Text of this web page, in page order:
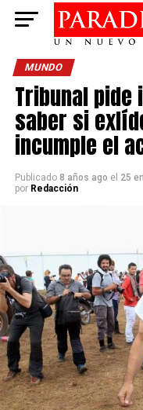
MUNDO
Tribunal pide
saber si
incumple el
Publicado 8 años ago el 25
por Redacción